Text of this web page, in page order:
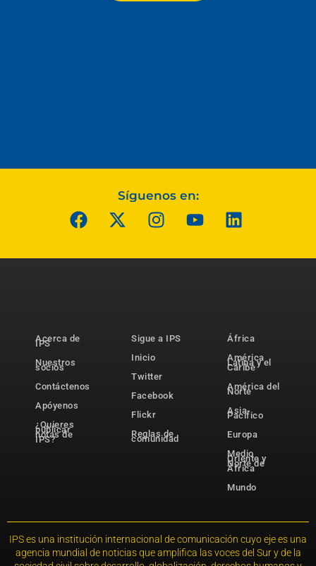
Síguenos en:
Acerca de
IPS
Nuestros
socios
Contáctenos
Apóyenos
¿Quieres
publicar
notas de
IPS?
Sigue a IPS
Inicio
Twitter
Facebook
Flickr
Reglas de
comunidad
África
América
Latina y el
Caribe
América del
Norte
Asia-
Pacífico
Europa
Medio
Oriente y
Norte de
África
Mundo
IPS es una institución internacional de comunicación cuyo eje es una
agencia mundial de noticias que amplifica las voces del Sur y de la